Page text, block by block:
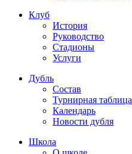
Клуб
История
Руководство
Стадионы
Услуги
Дубль
Состав
Турнирная таблица
Календарь
Новости дубля
Школа